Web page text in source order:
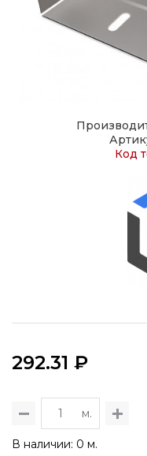
Код
292.31 ₽
м.
В наличии: 0 м.